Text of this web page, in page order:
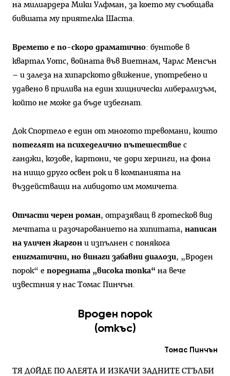
на милиардера Мики Улфман, за което му съобщава
бившата му приятелка Шаста.
Времето е по-скоро драматично: бунтове в
квартал Уотс, войната във Виетнам, Чарлс Менсън
– и залеза на хипарското движение, употребено и
удавено в прилива на един хищнически либерализъм,
който не може да бъде избегнат.
Док Спортело е един от многото тревомани, които
потеглят на психеделично пътешествие с
ганджи, козове, картони, че дори херинги, на фона
на нищо друго освен рок и в компанията на
въздействащи на либидото им момичета.
Отчасти черен роман, отразяващ в гротесков вид
мечтата и разочарованието на хипитата, написан
на уличен жаргон и изпълнен с понякога
енигматични, но винаги забавни диалози, „Вроден
порок“ e поредната „висока топка“ на вече
известния у нас Томас Пинчън.
Вроден порок
(откъс)
Томас Пинчън
ТЯ ДОЙДЕ ПО АЛЕЯТА И ИЗКАЧИ ЗАДНИТЕ СТЪЛБИ